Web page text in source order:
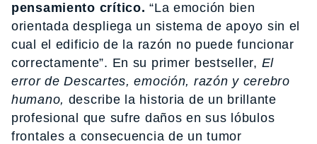
pensamiento crítico. “La emoción bien
orientada despliega un sistema de apoyo sin el
cual el edificio de la razón no puede funcionar
correctamente”. En su primer bestseller, El
error de Descartes, emoción, razón y cerebro
humano, describe la historia de un brillante
profesional que sufre daños en sus lóbulos
frontales a consecuencia de un tumor